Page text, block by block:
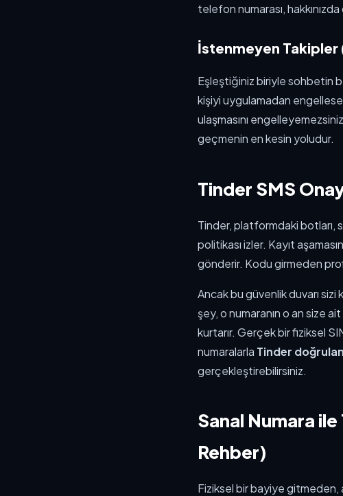
telefon numarası,
İstenmeyen Takipler
Eşleştiğiniz biriyle sohbetin
kişiyi uygulamadan
ulaşmasını
geçmenin en kesin yoludur.
Tinder SMS
Tinder, platformdaki botları,
politikası izler. Kayıt
gönderir. Kodu girmeden
Ancak bu güvenlik duvarı
şey, o numaranın o an size
kurtarır. Gerçek bir fiziksel
numaralarla Tinder
gerçekleştirebilirsiniz.
Sanal Numara ile
Rehber)
Fiziksel bir bayiye gitmeden,